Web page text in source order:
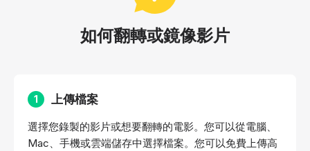
如何翻轉或鏡像影片
1 上傳檔案
選擇您錄製的影片或想要翻轉的電影。您可以從電腦、
Mac、手機或雲端儲存中選擇檔案。您可以免費上傳高